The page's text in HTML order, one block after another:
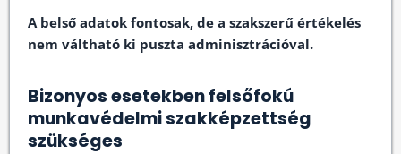
A belső adatok fontosak, de a szakszerű értékelés
nem váltható ki puszta adminisztrációval.
Bizonyos esetekben felsőfokú
munkavédelmi szakképzettség
szükséges